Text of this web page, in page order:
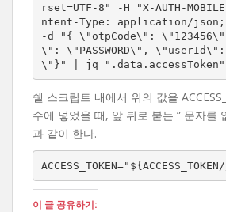
rset=UTF-8" -H "X-AUTH-
ntent-Type: application/
-d "{ \"otpCode\":
\": \"PASSWORD\",
\"}" | jq ".data.accessToken"
쉘 스크립트 내에서 위의 값을
수에 넣었을 때, 앞 뒤로 붙는 ” 문자를
과 같이 한다.
이 글 공유하기: